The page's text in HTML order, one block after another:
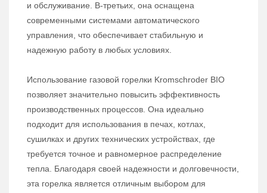
и обслуживание. В-третьих, она оснащена
современными системами автоматического
управления, что обеспечивает стабильную и
надежную работу в любых условиях.
Использование газовой горелки Kromschroder BIO
позволяет значительно повысить эффективность
производственных процессов. Она идеально
подходит для использования в печах, котлах,
сушилках и других технических устройствах, где
требуется точное и равномерное распределение
тепла. Благодаря своей надежности и долговечности,
эта горелка является отличным выбором для